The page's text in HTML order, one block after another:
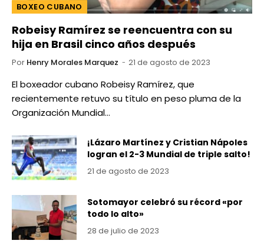
BOXEO CUBANO
Robeisy Ramírez se reencuentra con su
hija en Brasil cinco años después
Por Henry Morales Marquez 21 de agosto de 2023
El boxeador cubano Robeisy Ramírez, que
recientemente retuvo su título en peso pluma de la
Organización Mundial…
¡Lázaro Martínez y Cristian Nápoles
logran el 2-3 Mundial de triple salto!
21 de agosto de 2023
Sotomayor celebró su récord «por
todo lo alto»
28 de julio de 2023